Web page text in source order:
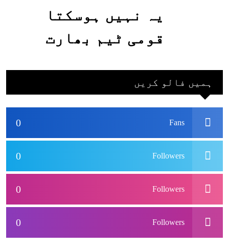
یہ نہیں ہوسکتا
قومی ٹیم بھارت
بھارتی ٹیم پاکستان
نہ آئے، محسن نقوی
ہمیں فالو کریں
0 Fans
0 Followers
0 Followers
0 Followers